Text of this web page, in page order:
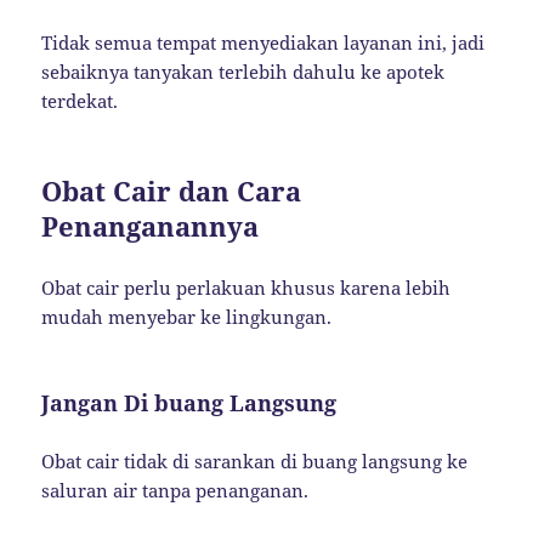
Tidak semua tempat menyediakan layanan ini, jadi
sebaiknya tanyakan terlebih dahulu ke apotek
terdekat.
Obat Cair dan Cara
Penanganannya
Obat cair perlu perlakuan khusus karena lebih
mudah menyebar ke lingkungan.
Jangan Di buang Langsung
Obat cair tidak di sarankan di buang langsung ke
saluran air tanpa penanganan.